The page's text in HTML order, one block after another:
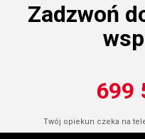
Zadzwoń
699
Twój opiekun czeka na